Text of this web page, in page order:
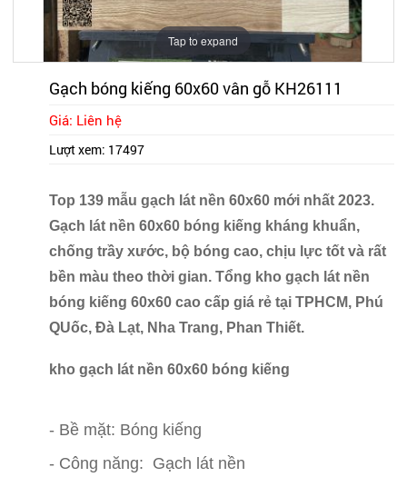
Tap to expand
Gạch bóng kiếng 60x60 vân gỗ KH26111
Giá: Liên hệ
Lượt xem: 17497
Top 139 mẫu gạch lát nền 60x60 mới nhất 2023.
Gạch lát nền 60x60 bóng kiếng kháng khuẩn,
chống trầy xước, bộ bóng cao, chịu lực tốt và rất
bền màu theo thời gian. Tổng kho gạch lát nền
bóng kiếng 60x60 cao cấp giá rẻ tại TPHCM, Phú
QUốc, Đà Lạt, Nha Trang, Phan Thiết.
kho gạch lát nền 60x60 bóng kiếng
- Bề mặt: Bóng kiếng
- Công năng: Gạch lát nền